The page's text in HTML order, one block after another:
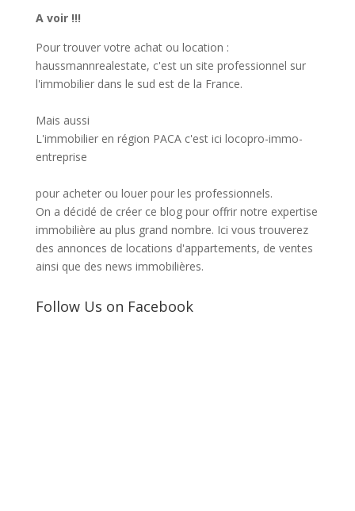
A voir !!!
Pour trouver votre achat ou location :
haussmannrealestate, c'est un site professionnel sur
l'immobilier dans le sud est de la France.
Mais aussi
L'immobilier en région PACA c'est ici locopro-immo-
entreprise
pour acheter ou louer pour les professionnels.
On a décidé de créer ce blog pour offrir notre expertise
immobilière au plus grand nombre. Ici vous trouverez
des annonces de locations d'appartements, de ventes
ainsi que des news immobilières.
Follow Us on Facebook